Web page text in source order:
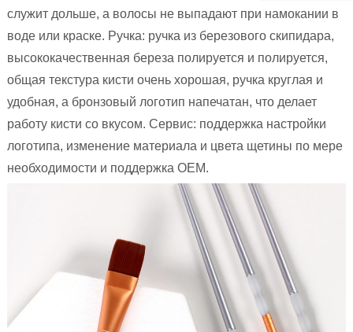
служит дольше, а волосы не выпадают при намокании в
воде или краске. Ручка: ручка из березового скипидара,
высококачественная береза ​​полируется и полируется,
общая текстура кисти очень хорошая, ручка круглая и
удобная, а бронзовый логотип напечатан, что делает
работу кисти со вкусом. Сервис: поддержка настройки
логотипа, изменение материала и цвета щетины по мере
необходимости и поддержка OEM.